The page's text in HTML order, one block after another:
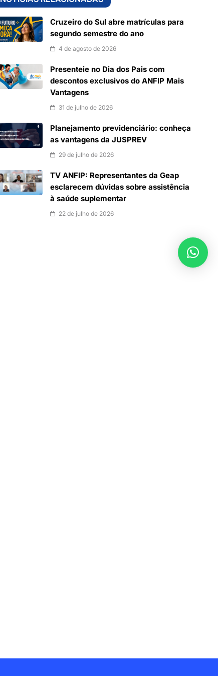
Cruzeiro do Sul abre matrículas para
segundo semestre do ano
4 de agosto de 2026
Presenteie no Dia dos Pais com
descontos exclusivos do ANFIP Mais
Vantagens
31 de julho de 2026
Planejamento previdenciário: conheça
as vantagens da JUSPREV
29 de julho de 2026
TV ANFIP: Representantes da Geap
esclarecem dúvidas sobre assistência
à saúde suplementar
22 de julho de 2026